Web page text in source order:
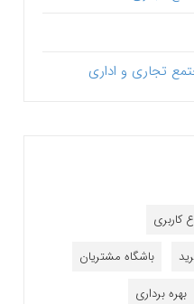
تجاری و اداری
کاربری
باشگاه مشتریان
بهره برداری